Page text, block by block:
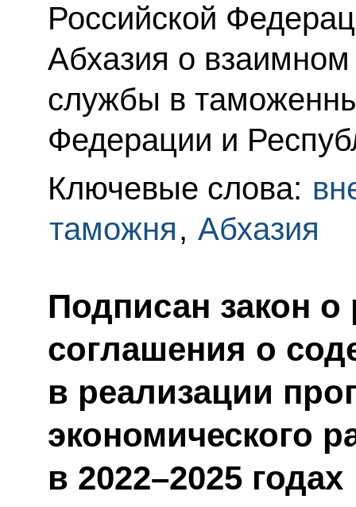
Российской
Абхазия о взаимном
службы в
Федерации и
Ключевые слова:
таможня, Абхазия
Подписан закон
соглашения о
в реализации
экономического
в 2022–2025 годах